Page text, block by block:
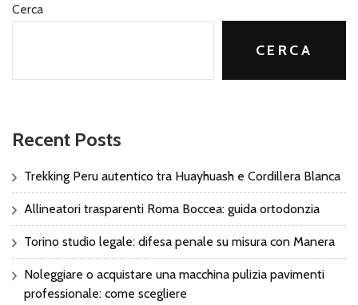
Cerca
CERCA
Recent Posts
Trekking Peru autentico tra Huayhuash e Cordillera Blanca
Allineatori trasparenti Roma Boccea: guida ortodonzia
Torino studio legale: difesa penale su misura con Manera
Noleggiare o acquistare una macchina pulizia pavimenti
professionale: come scegliere